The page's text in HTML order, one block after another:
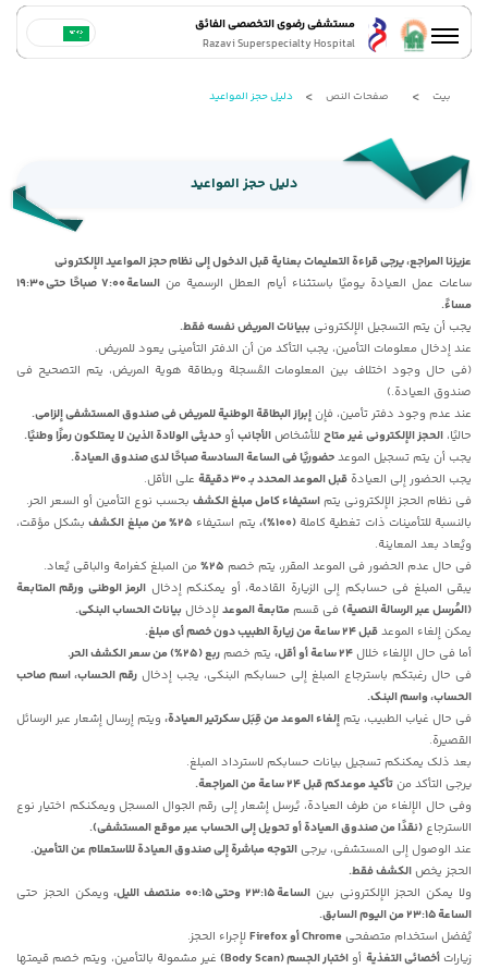
مستشفى رضوي التخصصي الفائق
Razavi Superspecialty Hospital
بيت صفحات النص دلیل حجز المواعید
دلیل حجز المواعید
عزیزنا المراجع، یرجى قراءة التعلیمات بعنایة قبل الدخول إلى نظام حجز المواعید الإلکترونی
ساعات عمل العیادة یومیًا باستثناء أیام العطل الرسمیة من
الساعة 7:00 صباحًا حتى 19:30
مساءً.
یجب أن یتم التسجیل الإلکترونی ببیانات المریض نفسه فقط.
عند إدخال معلومات التأمین، یجب التأکد من أن الدفتر التأمینی یعود للمریض.
(فی حال وجود اختلاف بین المعلومات المُسجلة وبطاقة هویة المریض، یتم التصحیح فی
صندوق العیادة.)
عند عدم وجود دفتر تأمین، فإن إبراز البطاقة الوطنیة للمریض فی صندوق المستشفى إلزامی.
حالیًا، الحجز الإلکترونی غیر متاح للأشخاص الأجانب أو حدیثی الولادة الذین لا یمتلکون رمزًا وطنیًا.
یجب أن یتم تسجیل الموعدحضوریًا فی الساعة السادسة صباحًا لدى صندوق العیادة.
یجب الحضور إلى العیادة قبل الموعد المحدد بـ 30 دقیقة
على الأقل.
فی نظام الحجز الإلکترونی یتم استیفاء کامل مبلغ الکشف بحسب نوع التأمین أو السعر الحر.
بالنسبة للتأمینات ذات تغطیة کاملة(100%)، یتم استیفاء 25% من مبلغ الکشف
بشکل مؤقت،
ویُعاد بعد المعاینة.
فی حال عدم الحضور فی الموعد المقرر، یتم خصم 25%
من المبلغ کغرامة والباقی یُعاد.
یبقى المبلغ فی حسابکم إلى الزیارة القادمة، أو یمکنکم إدخال الرمز الوطنی ورقم المتابعة
(المُرسل عبر الرسالة النصیة)فی قسم متابعة الموعدلإدخال بیانات الحساب البنکی.
یمکن إلغاء الموعدقبل 24 ساعة من زیارة الطبیب دون خصم أی مبلغ.
أما فی حال الإلغاء خلال 24 ساعة أو أقل، یتم خصم ربع (25%) من سعر الکشف الحر.
فی حال رغبتکم باسترجاع المبلغ إلى حسابکم البنکی، یجب إدخال رقم الحساب، اسم صاحب
الحساب، واسم البنک.
فی حال غیاب الطبیب، یتم إلغاء الموعد من قِبَل سکرتیر العیادة، ویتم إرسال إشعار عبر الرسائل
القصیرة.
بعد ذلک یمکنکم تسجیل بیانات حسابکم لاسترداد المبلغ.
یرجى التأکد من تأکید موعدکم قبل 24 ساعة من المراجعة.
وفی حال الإلغاء من طرف العیادة، یُرسل إشعار إلى رقم الجوال المسجل ویمکنکم اختیار نوع
الاسترجاع (نقدًا من صندوق العیادة أو تحویل إلى الحساب عبر موقع المستشفى).
عند الوصول إلى المستشفى، یرجى التوجه مباشرة إلى صندوق العیادة للاستعلام عن التأمین.
الحجز یخص الکشف فقط.
ولا یمکن الحجز الإلکترونی بینالساعة 23:15 وحتى 00:15 منتصف اللیل،
ویمکن الحجز حتى
الساعة 23:15 من الیوم السابق.
یُفضل استخدام متصفحی Chrome أو Firefox
لإجراء الحجز.
زیاراتأخصائی التغذیة أو اختبار الجسم (Body Scan)
غیر مشمولة بالتأمین، ویتم خصم قیمتها